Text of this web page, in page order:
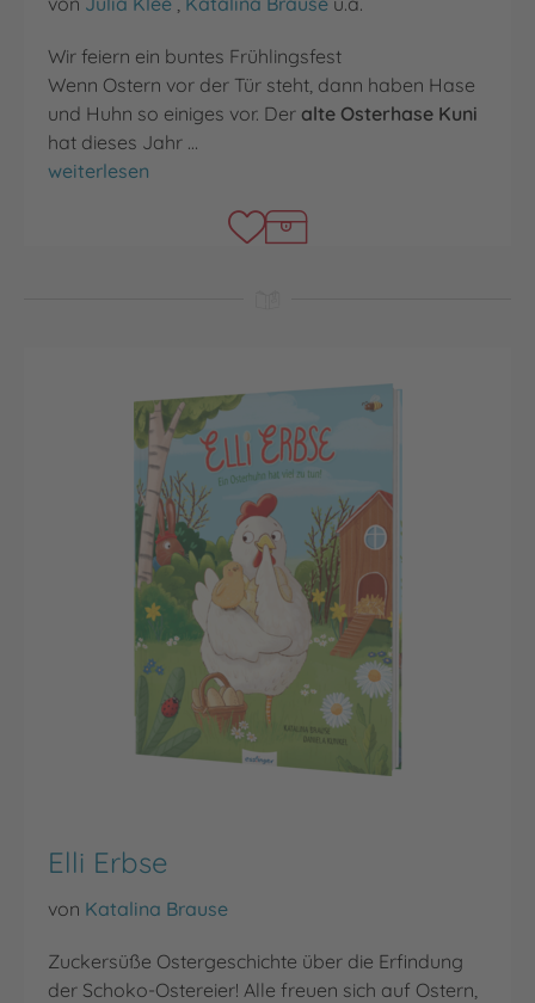
Wir feiern ein buntes Frühlingsfest
Wenn Ostern vor der Tür steht, dann haben Hase
und Huhn so einiges vor. Der alte Osterhase Kuni
hat dieses Jahr …
Was Hase und Huhn an Ostern so tun
weiterlesen
Elli Erbse
von Katalina Brause
Zuckersüße Ostergeschichte über die Erfindung
der Schoko-Ostereier! Alle freuen sich auf Ostern,